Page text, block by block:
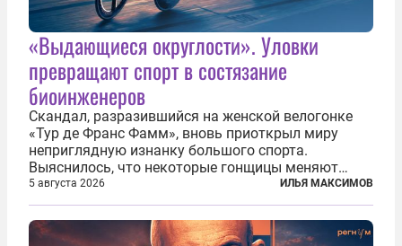
«Выдающиеся округлости». Уловки
превращают спорт в состязание
биоинженеров
Скандал, разразившийся на женской велогонке
«Тур де Франс Фамм», вновь приоткрыл миру
неприглядную изнанку большого спорта.
Выяснилось, что некоторые гонщицы меняют
размер груди ради улучшения аэродинамики. За
фасадом труда, мастерства, упорства и
благородства, которые мы привыкли
ассоциировать с...
5 августа 2026 ИЛЬЯ МАКСИМОВ